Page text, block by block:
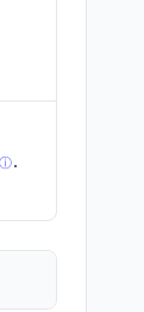
ⓘ.